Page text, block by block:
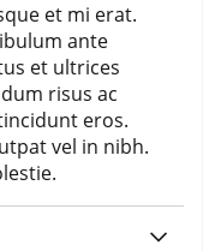
et mi erat.
ante
et ultrices
risus ac
eros.
vel in nibh.